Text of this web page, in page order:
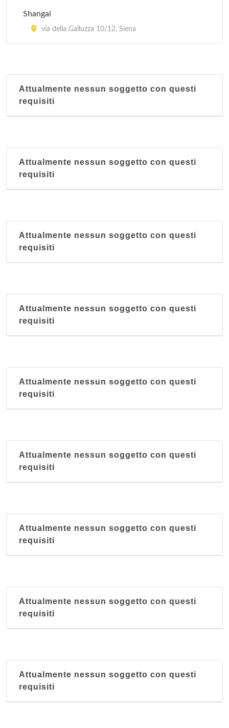
Shangai
via della Galluzza 10/12, Siena
Attualmente nessun soggetto con questi
requisiti
Attualmente nessun soggetto con questi
requisiti
Attualmente nessun soggetto con questi
requisiti
Attualmente nessun soggetto con questi
requisiti
Attualmente nessun soggetto con questi
requisiti
Attualmente nessun soggetto con questi
requisiti
Attualmente nessun soggetto con questi
requisiti
Attualmente nessun soggetto con questi
requisiti
Attualmente nessun soggetto con questi
requisiti